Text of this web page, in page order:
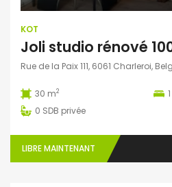
KOT
Rue de la Paix 111, 6061 Charleroi,
30 m2 1
0 SDB privée
LIBRE MAINTENANT